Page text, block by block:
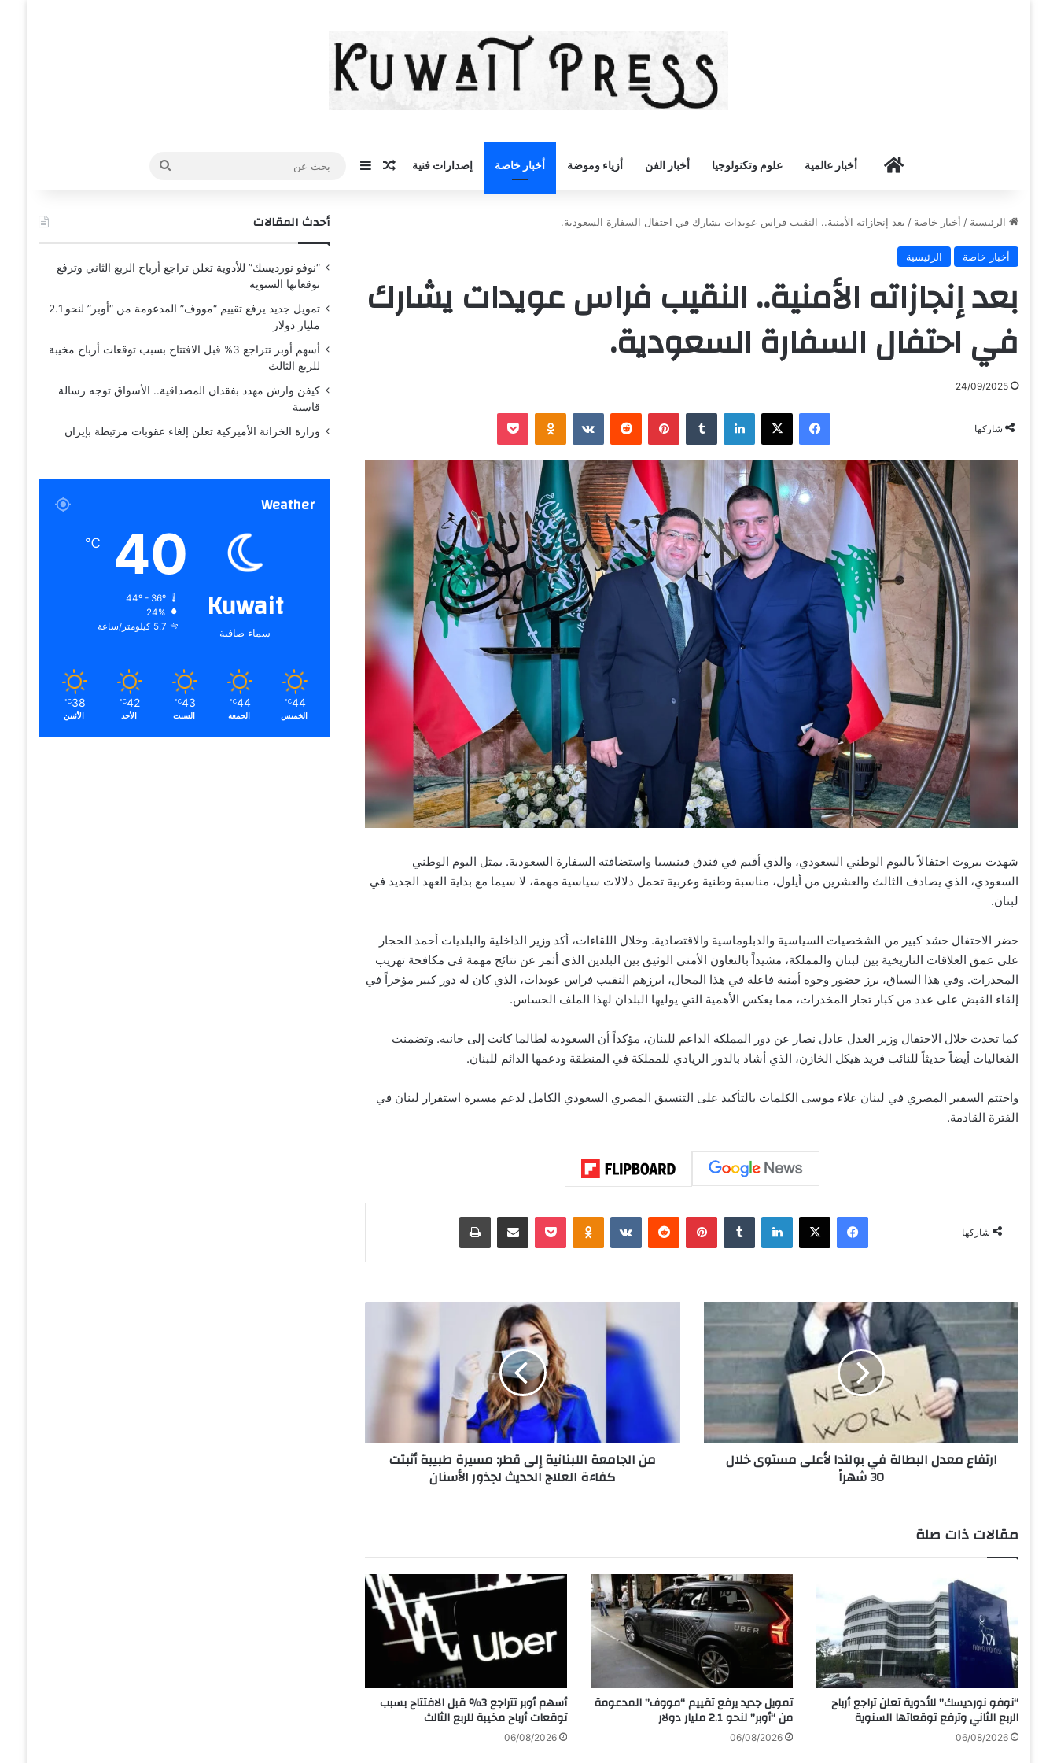
أخبار الكويت
أخبار عالمية علوم وتكنولوجيا أخبار الفن أزياء وموضة أخبار خاصة إصدارات فنية مقال عشوائي
إضافة عمود جانبي
بحث
عن
الرئيسية / أخبار خاصة / بعد إنجازاته الأمنية.. النقيب فراس عويدات يشارك في احتفال السفارة السعودية.
أخبار خاصة الرئيسية
بعد إنجازاته الأمنية.. النقيب فراس عويدات يشارك
في احتفال السفارة السعودية.
24/09/2025
شاركها
فيسبوك ‫X لينكدإن ‏Tumblr بينتيريست ‏Reddit
‏VKontakte
Odnoklassniki
‫Pocket
شهدت بيروت احتفالاً باليوم الوطني السعودي، والذي أقيم في فندق فينيسيا واستضافته السفارة السعودية. يمثل اليوم الوطني
السعودي، الذي يصادف الثالث والعشرين من أيلول، مناسبة وطنية وعربية تحمل دلالات سياسية مهمة، لا سيما مع بداية العهد الجديد في
لبنان.
حضر الاحتفال حشد كبير من الشخصيات السياسية والدبلوماسية والاقتصادية. وخلال اللقاءات، أكد وزير الداخلية والبلديات أحمد الحجار
على عمق العلاقات التاريخية بين لبنان والمملكة، مشيداً بالتعاون الأمني الوثيق بين البلدين الذي أثمر عن نتائج مهمة في مكافحة تهريب
المخدرات. وفي هذا السياق، برز حضور وجوه أمنية فاعلة في هذا المجال، ابرزهم النقيب فراس عويدات، الذي كان له دور كبير مؤخراً في
إلقاء القبض على عدد من كبار تجار المخدرات، مما يعكس الأهمية التي يوليها البلدان لهذا الملف الحساس.
كما تحدث خلال الاحتفال وزير العدل عادل نصار عن دور المملكة الداعم للبنان، مؤكداً أن السعودية لطالما كانت إلى جانبه. وتضمنت
الفعاليات أيضاً حديثاً للنائب فريد هيكل الخازن، الذي أشاد بالدور الريادي للمملكة في المنطقة ودعمها الدائم للبنان.
واختتم السفير المصري في لبنان علاء موسى الكلمات بالتأكيد على التنسيق المصري السعودي الكامل لدعم مسيرة استقرار لبنان في
الفترة القادمة.
شاركها
فيسبوك ‫X لينكدإن ‏Tumblr بينتيريست ‏Reddit
‏VKontakte
Odnoklassniki
‫Pocket مشاركة عبر البريد طباعة
ا
ر
ت
ف
ع
د
ا
ل
ب
و
ل
ن
د
ا
ل
أ
ارتفاع معدل البطالة في بولندا لأعلى مستوى خلال
30 شهراً
ة
ن
ي
ة
إ
ل
ى
ق
ط
ر
:
م
من الجامعة اللبنانية إلى قطر: مسيرة طبيبة أثبتت
كفاءة العلاج الحديث لجذور الأسنان
مقالات ذات صلة
“نوفو نورديسك” للأدوية تعلن تراجع أرباح
الربع الثاني وترفع توقعاتها السنوية
06/08/2026
تمويل جديد يرفع تقييم “مووف” المدعومة
من “أوبر” لنحو 2.1 مليار دولار
06/08/2026
أسهم أوبر تتراجع 3% قبل الافتتاح بسبب
توقعات أرباح مخيبة للربع الثالث
06/08/2026
أحدث المقالات
“نوفو نورديسك” للأدوية تعلن تراجع أرباح الربع الثاني وترفع
توقعاتها السنوية
تمويل جديد يرفع تقييم “مووف” المدعومة من “أوبر” لنحو 2.1
مليار دولار
أسهم أوبر تتراجع 3% قبل الافتتاح بسبب توقعات أرباح مخيبة
للربع الثالث
كيفن وارش مهدد بفقدان المصداقية.. الأسواق توجه رسالة
قاسية
وزارة الخزانة الأميركية تعلن إلغاء عقوبات مرتبطة بإيران
Weather
Kuwait
سماء صافية
40
℃
44º - 36º
24%
5.7 كيلومتر/ساعة
44
℃
الخميس
44
℃
الجمعة
43
℃
السبت
42
℃
الأحد
38
℃
الأثنين